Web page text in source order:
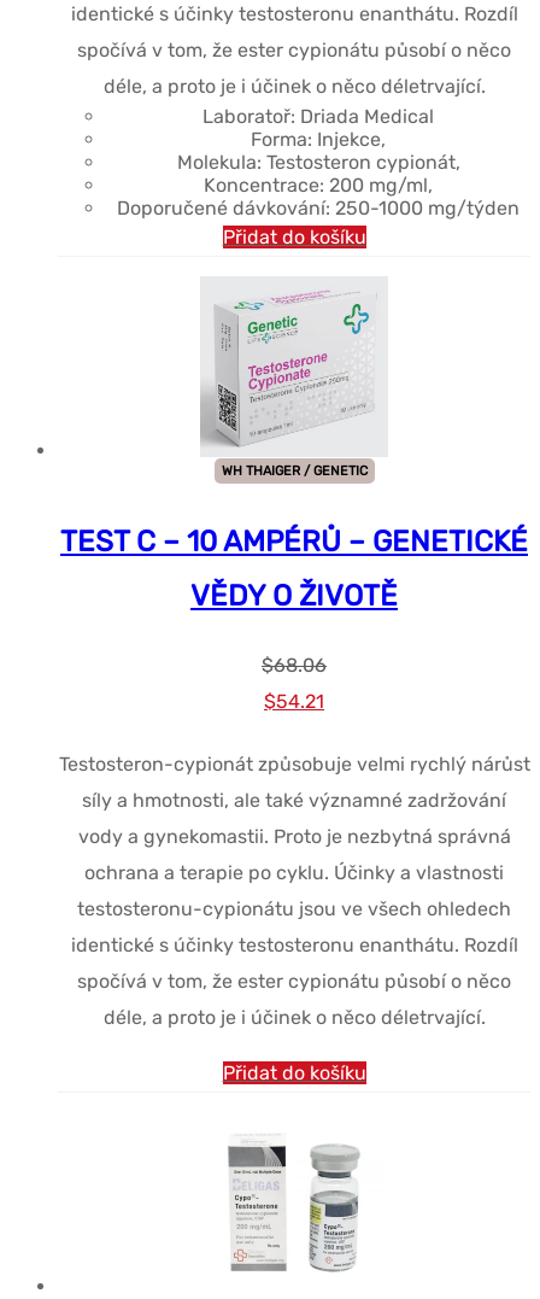
identické s účinky testosteronu enanthátu. Rozdíl
spočívá v tom, že ester cypionátu působí o něco
déle, a proto je i účinek o něco déletrvající.
Laboratoř: Driada Medical
Forma: Injekce,
Molekula: Testosteron cypionát,
Koncentrace: 200 mg/ml,
Doporučené dávkování: 250-1000 mg/týden
Přidat do košíku
WH THAIGER / GENETIC
TEST C – 10 AMPÉRŮ – GENETICKÉ
VĚDY O ŽIVOTĚ
$68.06
Původní
byla:
$68.06.
$54.21
je:
$54.21.
Testosteron-cypionát způsobuje velmi rychlý nárůst
síly a hmotnosti, ale také významné zadržování
vody a gynekomastii. Proto je nezbytná správná
ochrana a terapie po cyklu. Účinky a vlastnosti
testosteronu-cypionátu jsou ve všech ohledech
identické s účinky testosteronu enanthátu. Rozdíl
spočívá v tom, že ester cypionátu působí o něco
déle, a proto je i účinek o něco déletrvající.
Přidat do košíku